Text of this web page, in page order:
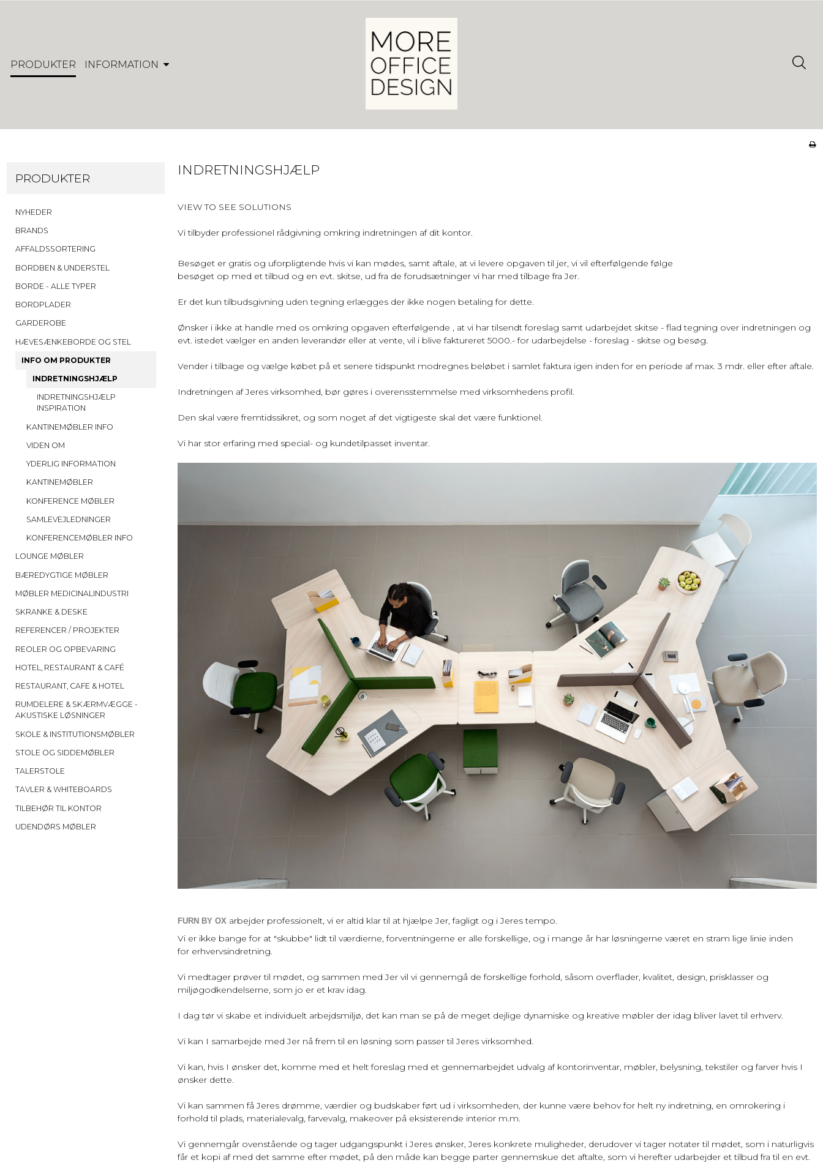
PRODUKTER INFORMATION
PRODUKTER
NYHEDER
BRANDS
AFFALDSSORTERING
BORDBEN & UNDERSTEL
BORDE - ALLE TYPER
BORDPLADER
GARDEROBE
HÆVESÆNKEBORDE OG STEL
INFO OM PRODUKTER
INDRETNINGSHJÆLP
INDRETNINGSHJÆLP
INSPIRATION
KANTINEMØBLER INFO
VIDEN OM
YDERLIG INFORMATION
KANTINEMØBLER
KONFERENCE MØBLER
SAMLEVEJLEDNINGER
KONFERENCEMØBLER INFO
LOUNGE MØBLER
BÆREDYGTIGE MØBLER
MØBLER MEDICINALINDUSTRI
SKRANKE & DESKE
REFERENCER / PROJEKTER
REOLER OG OPBEVARING
HOTEL, RESTAURANT & CAFÉ
RESTAURANT, CAFE & HOTEL
RUMDELERE & SKÆRMVÆGGE -
AKUSTISKE LØSNINGER
SKOLE & INSTITUTIONSMØBLER
STOLE OG SIDDEMØBLER
TALERSTOLE
TAVLER & WHITEBOARDS
TILBEHØR TIL KONTOR
UDENDØRS MØBLER
INDRETNINGSHJÆLP
VIEW TO SEE SOLUTIONS
Vi tilbyder professionel rådgivning omkring indretningen af dit kontor.
Besøget er gratis og uforpligtende hvis vi kan mødes, samt aftale, at vi levere opgaven til jer, vi vil efterfølgende følge
besøget op med et tilbud og en evt. skitse, ud fra de forudsætninger vi har med tilbage fra Jer.
Er det kun tilbudsgivning uden tegning erlægges der ikke nogen betaling for dette.
Ønsker i ikke at handle med os omkring opgaven efterfølgende , at vi har tilsendt foreslag samt udarbejdet skitse - flad tegning over indretningen og
evt. istedet vælger en anden leverandør eller at vente, vil i blive faktureret 5000.- for udarbejdelse - foreslag - skitse og besøg.
Vender i tilbage og vælge købet på et senere tidspunkt modregnes beløbet i samlet faktura igen inden for en periode af max. 3 mdr. eller efter aftale.
Indretningen af Jeres virksomhed, bør gøres i overensstemmelse med virksomhedens profil.
Den skal være fremtidssikret, og som noget af det vigtigeste skal det være funktionel.
Vi har stor erfaring med special- og kundetilpasset inventar.
FURN BY OXarbejder professionelt, vi er altid klar til at hjælpe Jer, fagligt og i Jeres tempo.
Vi er ikke bange for at "skubbe" lidt til værdierne, forventningerne er alle forskellige, og i mange år har løsningerne været en stram lige linie inden
for erhvervsindretning.
Vi medtager prøver til mødet, og sammen med Jer vil vi gennemgå de forskellige forhold, såsom overflader, kvalitet, design, prisklasser og
miljøgodkendelserne, som jo er et krav idag.
I dag tør vi skabe et individuelt arbejdsmiljø, det kan man se på de meget dejlige dynamiske og kreative møbler der idag bliver lavet til erhverv.
Vi kan I samarbejde med Jer nå frem til en løsning som passer til Jeres virksomhed.
Vi kan, hvis I ønsker det, komme med et helt foreslag med et gennemarbejdet udvalg af kontorinventar, møbler, belysning, tekstiler og farver hvis I
ønsker dette.
Vi kan sammen få Jeres drømme, værdier og budskaber ført ud i virksomheden, der kunne være behov for helt ny indretning, en omrokering i
forhold til plads, materialevalg, farvevalg, makeover på eksisterende interior m.m.
Vi gennemgår ovenstående og tager udgangspunkt i Jeres ønsker, Jeres konkrete muligheder, derudover vi tager notater til mødet, som i naturligvis
får et kopi af med det samme efter mødet, på den måde kan begge parter gennemskue det aftalte, som vi herefter udarbejder et tilbud fra til en evt.